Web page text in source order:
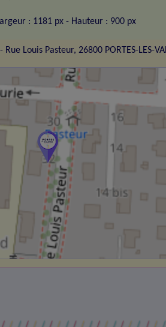
: 1181 px - Hauteur : 900 px
- Rue Louis Pasteur, 26800 PORTES-LES-